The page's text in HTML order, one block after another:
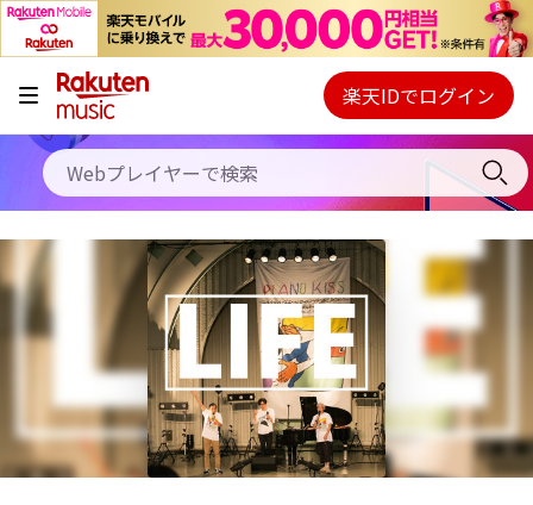
キャンペーン
料金プラン
使い方
初回30日間無料お試し
Webプレイヤー
ご契約内容の確認・変更
楽天IDでログイン